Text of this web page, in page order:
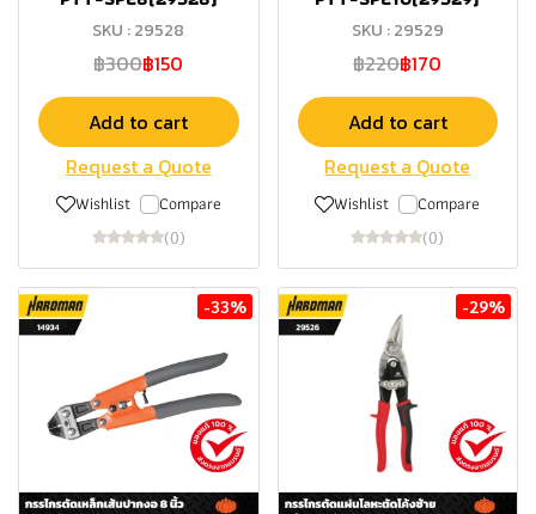
SKU : 29528
฿300฿150
Add to cart
Request a Quote
Wishlist Compare
(0)
SKU : 29529
฿220฿170
Add to cart
Request a Quote
Wishlist Compare
(0)
-33% -29%